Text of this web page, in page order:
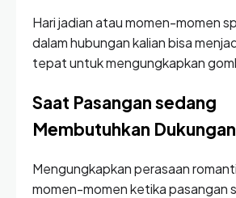
Hari jadian atau momen-momen
dalam hubungan kalian bisa
tepat untuk mengungkapkan
Saat Pasangan sedang
Membutuhkan Dukungan
Mengungkapkan perasaan
momen-momen ketika pasangan